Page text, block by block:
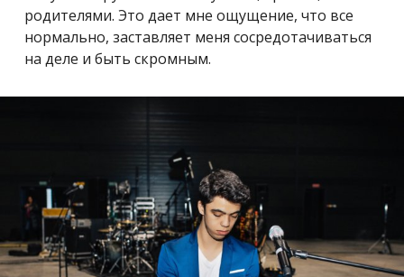
родителями. Это дает мне ощущение, что все
нормально, заставляет меня сосредотачиваться
на деле и быть скромным.